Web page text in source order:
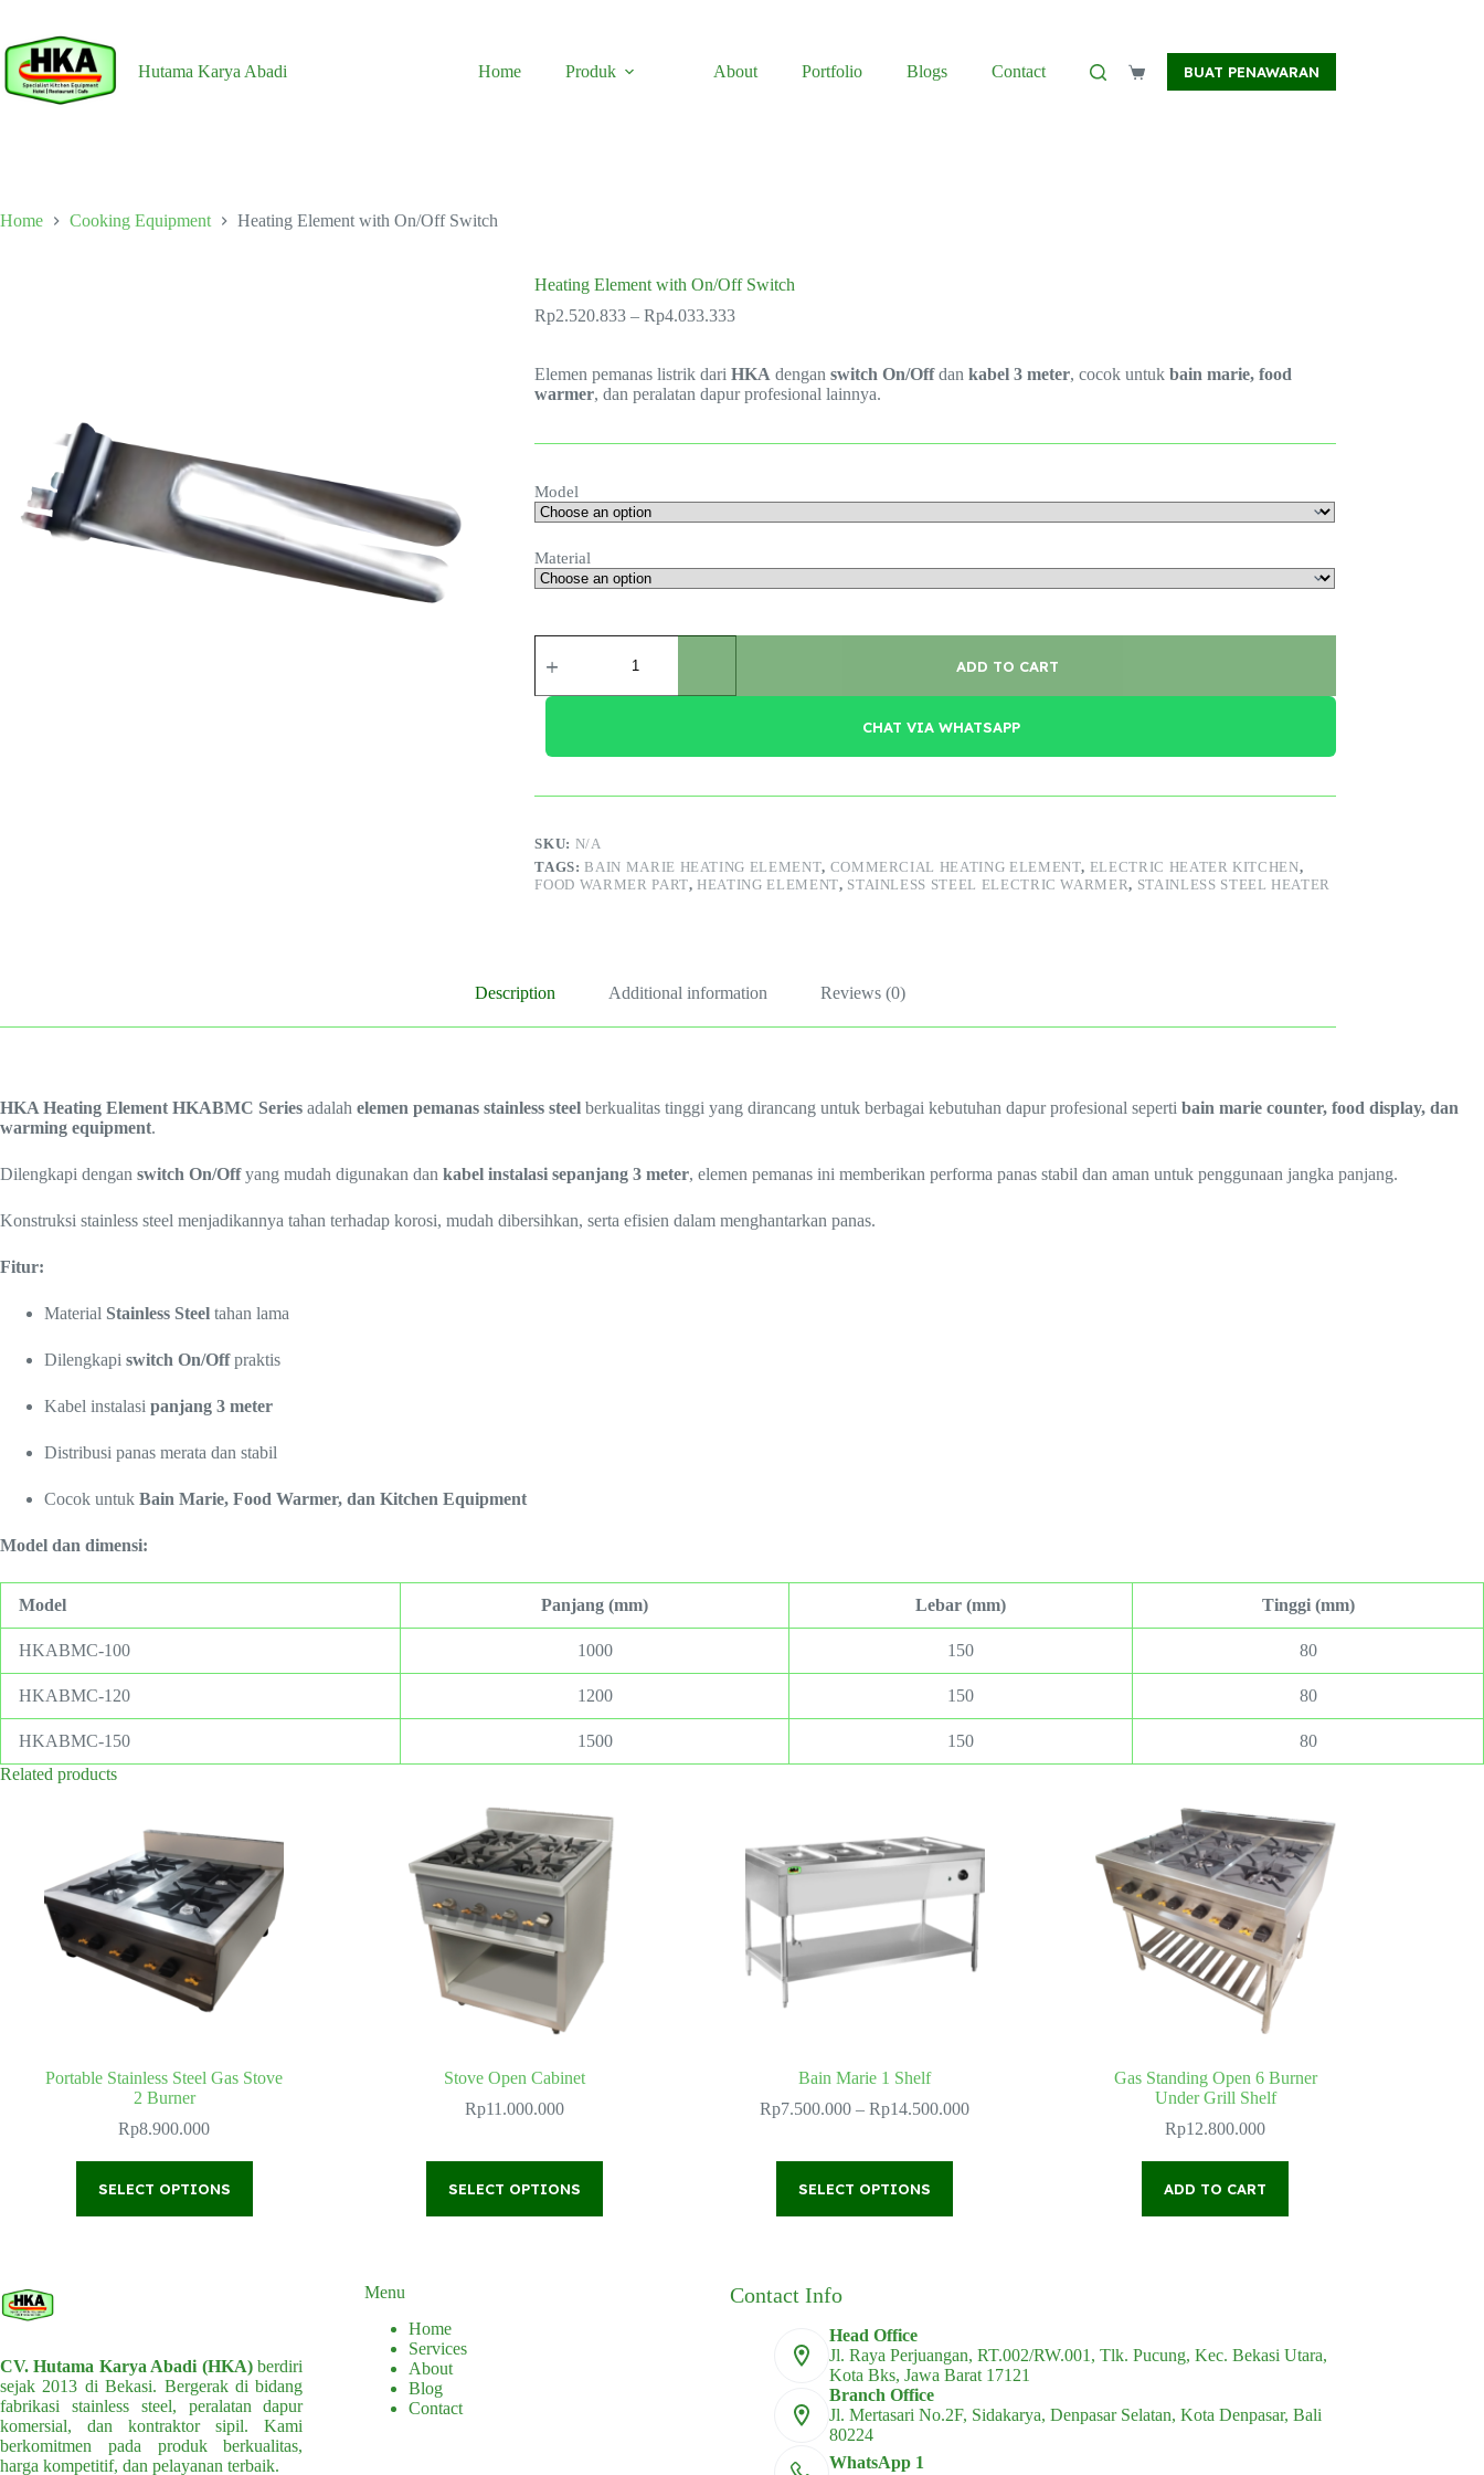
content
Hutama Karya Abadi
Home Produk About Portfolio Blogs Contact
ShoppingBUAT PENAWARAN
Home Cooking Equipment Heating Element with On/Off Switch
Heating Element with On/Off Switch
Rp2.520.833 – Rp4.033.333Price
through
Rp4.033.333
Elemen pemanas listrik dariHKA denganswitch On/Offdankabel 3 meter, cocok untukbain marie, food
warmer, dan peralatan dapur profesional lainnya.
Model
Material
Element
On/Off
ADD TO CART
CHAT VIA WHATSAPP
SKU: N/A
TAGS:BAIN MARIE HEATING ELEMENT, COMMERCIAL HEATING ELEMENT, ELECTRIC HEATER KITCHEN,
FOOD WARMER PART,HEATING ELEMENT, STAINLESS STEEL ELECTRIC WARMER, STAINLESS STEEL HEATER
Description Additional information Reviews (0)
HKA Heating Element HKABMC Series adalah elemen pemanas stainless steel berkualitas tinggi yang dirancang untuk berbagai kebutuhan dapur profesional seperti bain marie counter, food display, dan
warming equipment.
Dilengkapi dengan switch On/Offyang mudah digunakan dan kabel instalasi sepanjang 3 meter, elemen pemanas ini memberikan performa panas stabil dan aman untuk penggunaan jangka panjang.
Konstruksi stainless steel menjadikannya tahan terhadap korosi, mudah dibersihkan, serta efisien dalam menghantarkan panas.
Fitur:
Material Stainless Steel tahan lama
Dilengkapi switch On/Offpraktis
Kabel instalasi panjang 3 meter
Distribusi panas merata dan stabil
Cocok untuk Bain Marie, Food Warmer, dan Kitchen Equipment
Model dan dimensi:
Model Panjang (mm) Lebar (mm) Tinggi (mm)
HKABMC-100 1000 150 80
HKABMC-120 1200 150 80
HKABMC-150 1500 150
80
Related products
Portable Stainless Steel Gas Stove
2 Burner
Rp8.900.000
SELECT OPTIONS
product
on
the
product
page
Stove Open Cabinet
Rp11.000.000
SELECT OPTIONS
product
Bain Marie 1 Shelf
Rp7.500.000 – Rp14.500.000Price
SELECT OPTIONS
product
be
chosen
on
the
product
page
Gas Standing Open 6 Burner
Under Grill Shelf
Rp12.800.000
ADD TO CART
CV. Hutama Karya Abadi (HKA)berdiri
sejak 2013 di Bekasi. Bergerak di bidang
fabrikasi stainless steel, peralatan dapur
komersial, dan kontraktor sipil. Kami
berkomitmen pada produk berkualitas,
harga kompetitif, dan pelayanan terbaik.
Menu
Home
Services
About
Blog
Contact
Contact Info
Head Office
Jl. Raya Perjuangan, RT.002/RW.001, Tlk. Pucung, Kec. Bekasi Utara,
Kota Bks, Jawa Barat 17121
Branch Office
Jl. Mertasari No.2F, Sidakarya, Denpasar Selatan, Kota Denpasar, Bali
80224
WhatsApp 1